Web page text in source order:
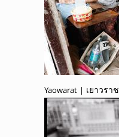
Yaowarat | เยาวราช